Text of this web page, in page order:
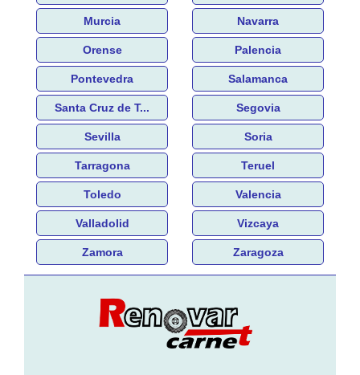
Murcia Navarra
Orense Palencia
Pontevedra Salamanca
Santa Cruz de T... Segovia
Sevilla Soria
Tarragona Teruel
Toledo Valencia
Valladolid Vizcaya
Zamora Zaragoza